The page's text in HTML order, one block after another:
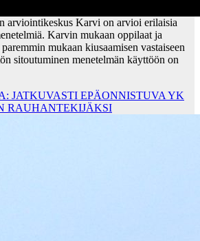
arviointikeskus Karvi on arvioi erilaisia
Karvin mukaan oppilaat ja
mukaan kiusaamisen vastaiseen
sitoutuminen menetelmän käyttöön on
JATKUVASTI EPÄONNISTUVA YK
RAUHANTEKIJÄKSI